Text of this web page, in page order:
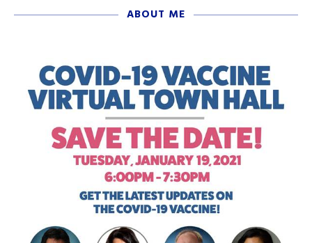
ABOUT ME